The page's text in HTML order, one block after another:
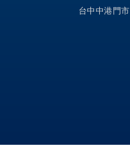
台中中港門市